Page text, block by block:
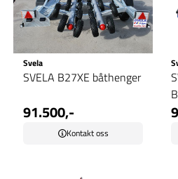
Svela
SVELA B27XE båthenger
91.500,-
Kontakt oss